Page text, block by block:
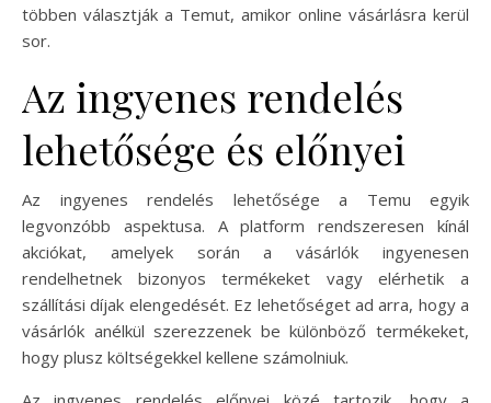
többen választják a Temut, amikor online vásárlásra kerül
sor.
Az ingyenes rendelés
lehetősége és előnyei
Az ingyenes rendelés lehetősége a Temu egyik
legvonzóbb aspektusa. A platform rendszeresen kínál
akciókat, amelyek során a vásárlók ingyenesen
rendelhetnek bizonyos termékeket vagy elérhetik a
szállítási díjak elengedését. Ez lehetőséget ad arra, hogy a
vásárlók anélkül szerezzenek be különböző termékeket,
hogy plusz költségekkel kellene számolniuk.